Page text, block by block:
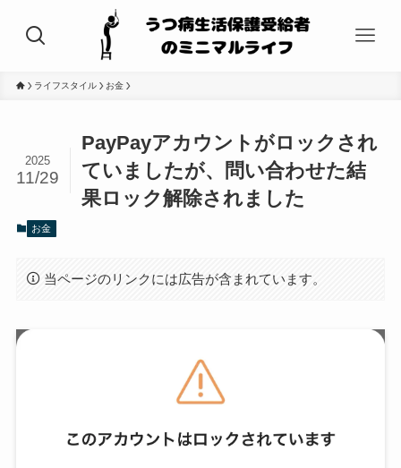
ライフスタイル お金
PayPayアカウントがロックされ
ていましたが、問い合わせた結
果ロック解除されました
2025
11/29
お金
当ページのリンクには広告が含まれています。